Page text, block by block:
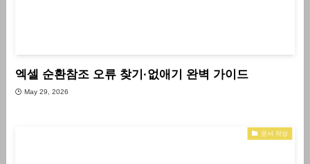
엑셀 순환참조 오류 찾기·없애기 완벽 가이드
May 29, 2026
문서 작성